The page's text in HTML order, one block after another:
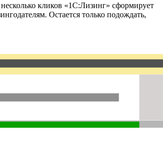
кликов «1С:Лизинг» сформирует
Остается только подождать,